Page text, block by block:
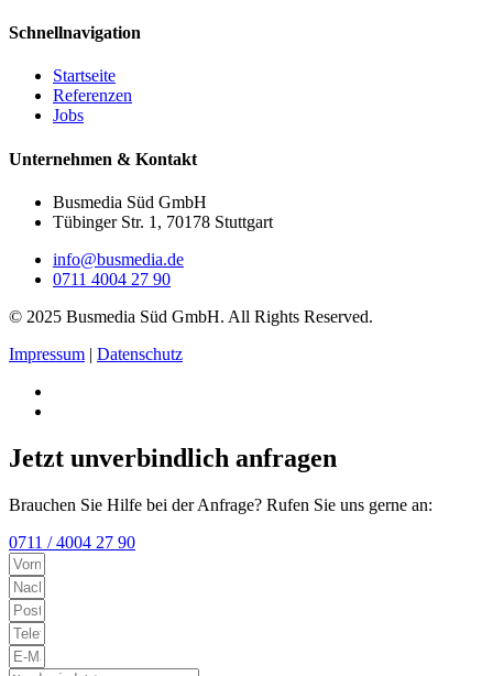
Schnellnavigation
Startseite
Referenzen
Jobs
Unternehmen & Kontakt
Busmedia Süd GmbH
Tübinger Str. 1, 70178 Stuttgart
info@busmedia.de
0711 4004 27 90
© 2025 Busmedia Süd GmbH. All Rights Reserved.
Impressum | Datenschutz
Jetzt unverbindlich anfragen
Brauchen Sie Hilfe bei der Anfrage? Rufen Sie uns gerne an:
0711 / 4004 27 90